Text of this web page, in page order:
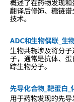
概述了在药物发现和
翻译后修饰、糖链
技术。
ADC和生物偶联_生
生物共轭涉及将分
子，通常是抗体、
踪生物分子。
先导化合物_靶蛋白
用于药物发现的先